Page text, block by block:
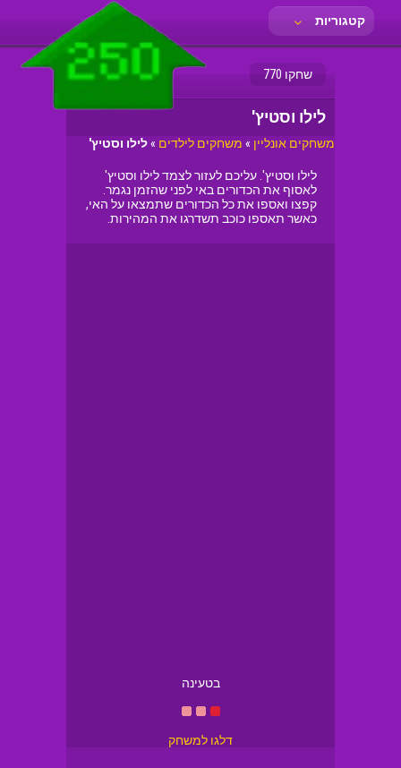
קטגוריות
שחקו 770
לילו וסטיץ'
משחקים אונליין » משחקים לילדים »לילו וסטיץ'
לילו וסטיץ'. עליכם לעזור לצמד לילו וסטיץ'
לאסוף את הכדורים באי לפני שהזמן נגמר.
קפצו ואספו את כל הכדורים שתמצאו על האי,
כאשר תאספו כוכב תשדרגו את המהירות.
בטעינה
דלגו למשחק